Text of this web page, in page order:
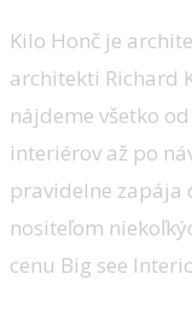
Kilo Honč je
architekti Richard
nájdeme všetko
interiérov až po
pravidelne zapája
nositeľom
cenu Big see